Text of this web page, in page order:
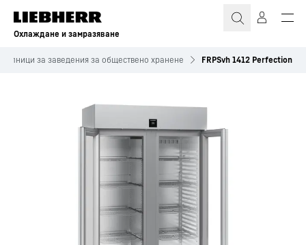
Охлаждане и замразяване
за заведения за обществено хранене FRPSvh 1412 Perfection